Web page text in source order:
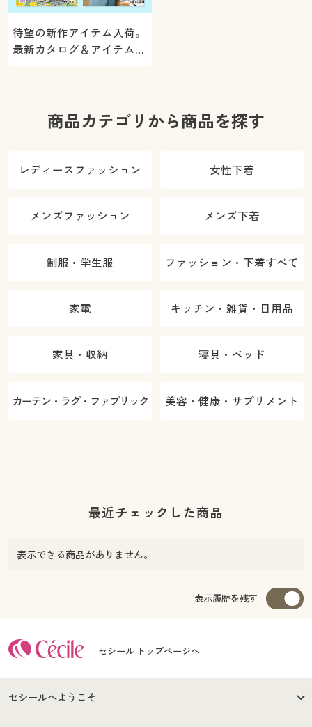
待望の新作アイテム入荷。
最新カタログ＆アイテムを
商品カテゴリから商品を探す
レディースファッション 女性下着
メンズファッション メンズ下着
制服・学生服 ファッション・下着すべて
家電 キッチン・雑貨・日用品
家具・収納 寝具・ベッド
カーテン・ラグ・ファブリック 美容・健康・サプリメント
最近チェックした商品
表示できる商品がありません。
表示履歴を残す
セシール トップページへ
セシールへようこそ